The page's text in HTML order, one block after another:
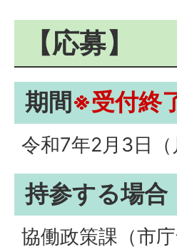
【応募】
期間 ※受付終
令和7年2月3日
持参する場合
協働政策課（市庁